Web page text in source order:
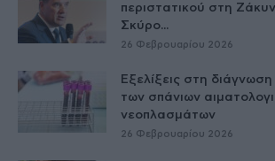
περιστατικού στη
Σκύρο...
26 Φεβρουαρίου 2026
Εξελίξεις στη
των σπάνιων
νεοπλασμάτων
26 Φεβρουαρίου 2026